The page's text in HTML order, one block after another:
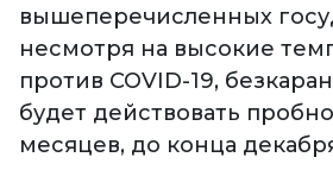
вышеперечисленных
несмотря на высокие
против COVID-19,
будет действовать
месяцев, до конца